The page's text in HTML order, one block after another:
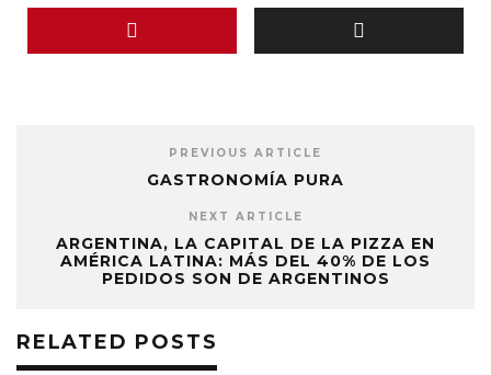
PREVIOUS ARTICLE
GASTRONOMÍA PURA
NEXT ARTICLE
ARGENTINA, LA CAPITAL DE LA PIZZA EN
AMÉRICA LATINA: MÁS DEL 40% DE LOS
PEDIDOS SON DE ARGENTINOS
RELATED POSTS